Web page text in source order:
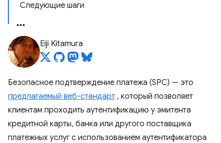
Следующие шаги
Eiji Kitamura
Безопасное подтверждение платежа (SPC) — это
предлагаемый веб-стандарт , который позволяет
клиентам проходить аутентификацию у эмитента
кредитной карты, банка или другого поставщика
платежных услуг с использованием аутентификатора